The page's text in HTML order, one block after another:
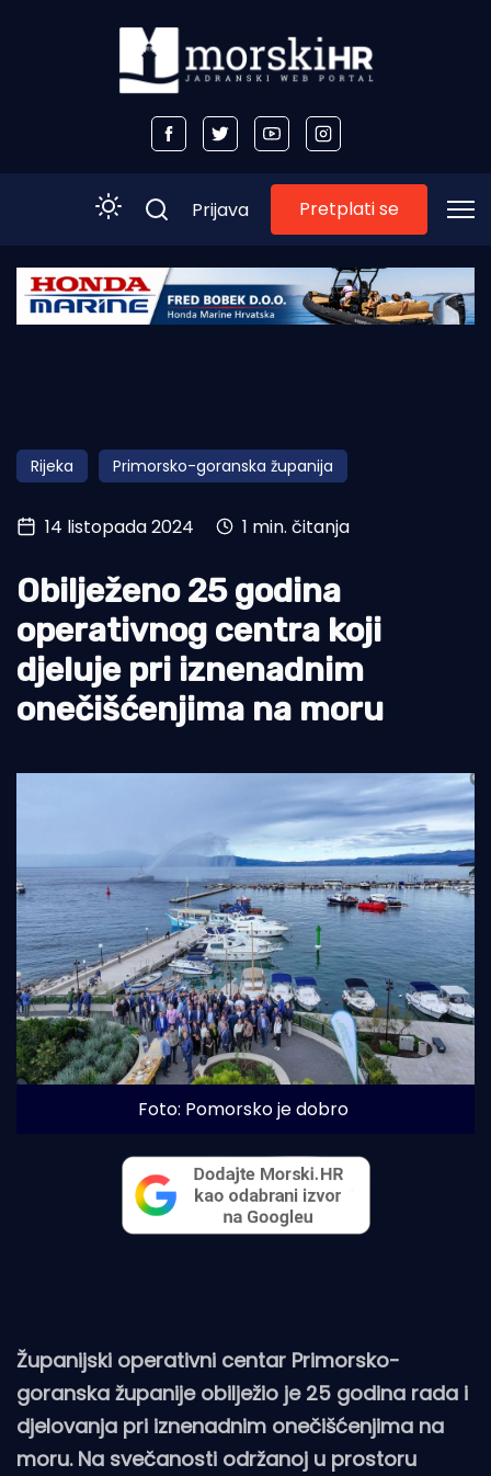
Početna
Obala
Otoci
Turizam i nautika
Pomorstvo
Ribolov
Ekologija
Tradicija i kultura
Prijava Pretplati se
Rijeka Primorsko-goranska županija
14 listopada 2024 1 min. čitanja
Obilježeno 25 godina
operativnog centra koji
djeluje pri iznenadnim
onečišćenjima na moru
Foto: Pomorsko je dobro
Županijski operativni centar Primorsko-
goranska županije obilježio je 25 godina rada i
djelovanja pri iznenadnim onečišćenjima na
moru. Na svečanosti održanoj u prostoru